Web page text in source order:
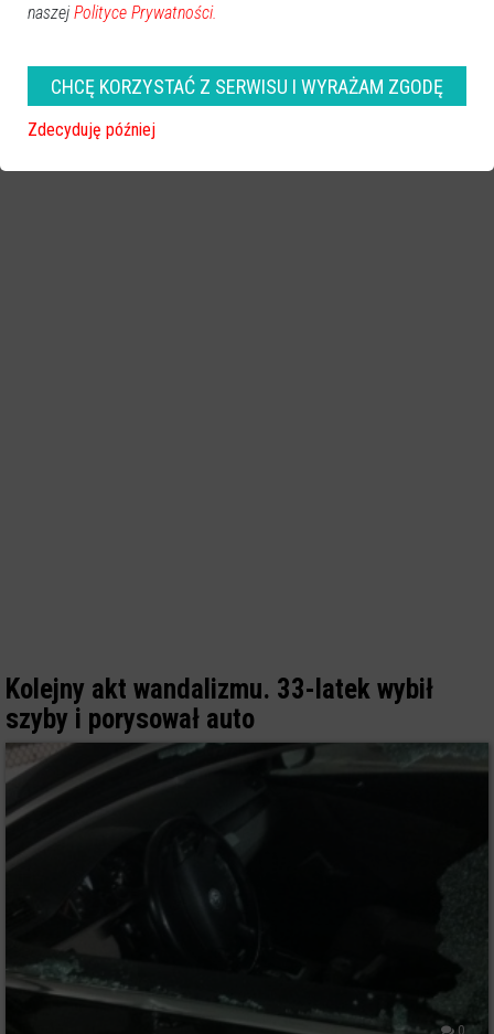
2018-02-02 09:56
Kolejny akt wandalizmu. 33-latek wybił
szyby i porysował auto
0
naszej Polityce Prywatności.
CHCĘ KORZYSTAĆ Z SERWISU I WYRAŻAM ZGODĘ
Zdecyduję później